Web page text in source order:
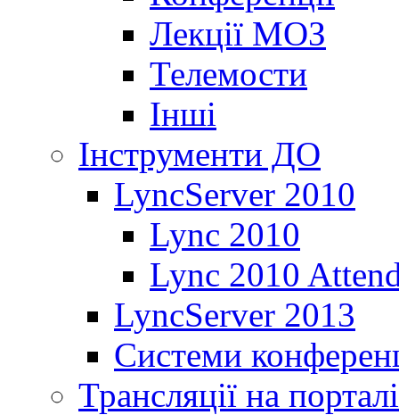
Лекції МОЗ
Телемости
Інші
Інструменти ДО
LyncServer 2010
Lync 2010
Lync 2010
LyncServer 2013
Системи
Трансляції на порталі